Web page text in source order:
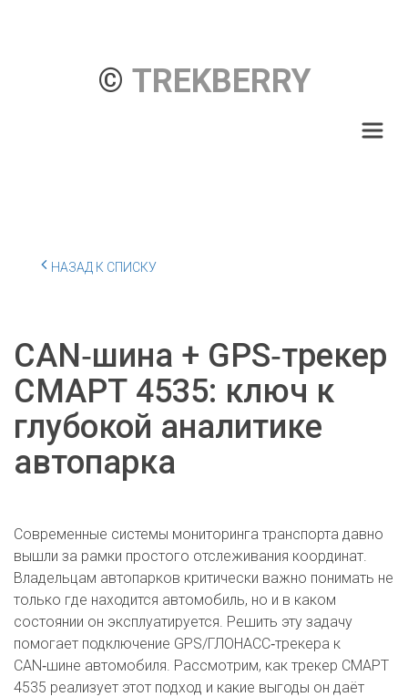
© TREKBERRY
НАЗАД К СПИСКУ
CAN‑шина + GPS‑трекер
СМАРТ 4535: ключ к
глубокой аналитике
автопарка
Современные системы мониторинга транспорта давно
вышли за рамки простого отслеживания координат.
Владельцам автопарков критически важно понимать не
только где находится автомобиль, но и в каком
состоянии он эксплуатируется. Решить эту задачу
помогает подключение GPS/ГЛОНАСС‑трекера к
CAN‑шине автомобиля. Рассмотрим, как трекер СМАРТ
4535 реализует этот подход и какие выгоды он даёт